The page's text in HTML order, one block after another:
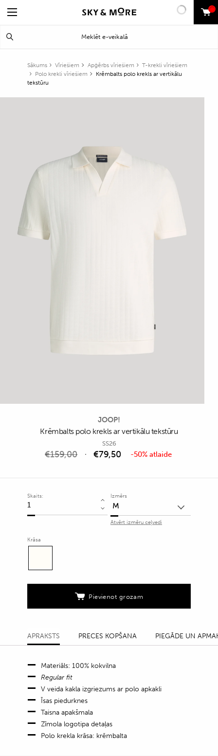
0
Sākums Vīriešiem Apģērbs vīriešiem
T-krekli vīriešiem
Polo krekli vīriešiem
Krēmbalts polo krekls ar vertikālu
tekstūru
JOOP!
Krēmbalts polo krekls ar vertikālu tekstūru
SS26
€159,00 €79,50 -50% atlaide
Skaits:
Krēmbalts
polo
ar
Izmērs
Atvērt izmēru ceļvedi
Krāsa
Pievienot grozam
APRAKSTS PRECES KOPŠANA PIEGĀDE UN
Materiāls: 100% kokvilna
Regular fit
V veida kakla izgriezums ar polo apkakli
Īsas piedurknes
Taisna apakšmala
Zīmola logotipa detaļas
Polo krekla krāsa: krēmbalta